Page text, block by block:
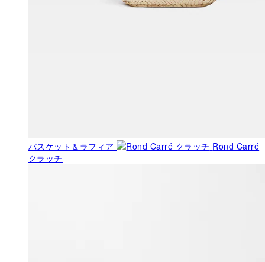
バスケット＆ラフィア
Rond Carré
クラッチ